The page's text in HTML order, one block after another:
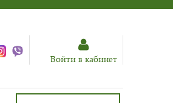
Войти в кабинет